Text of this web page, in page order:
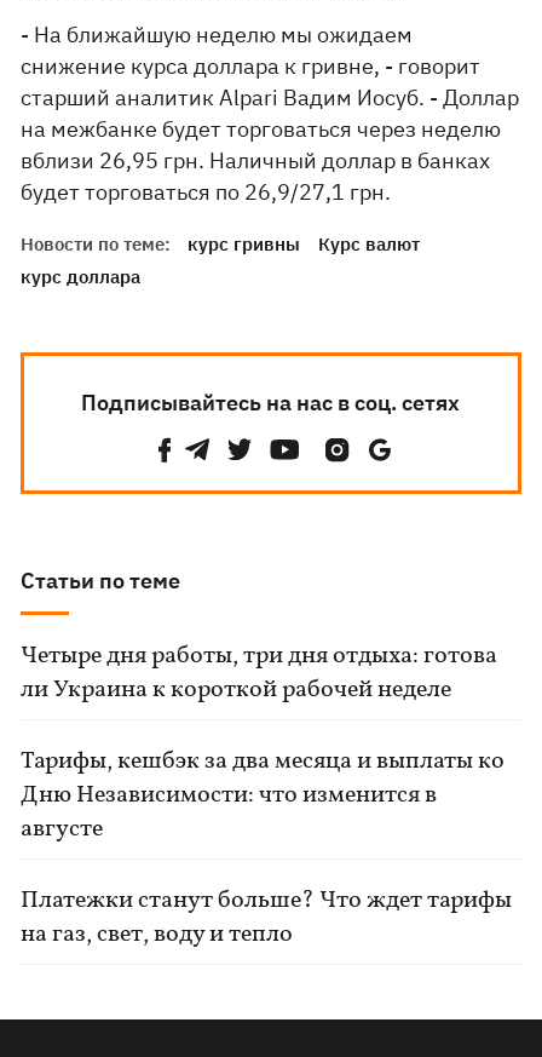
- На ближайшую неделю мы ожидаем
снижение курса доллара к гривне, - говорит
старший аналитик Alpari Вадим Иосуб. - Доллар
на межбанке будет торговаться через неделю
вблизи 26,95 грн. Наличный доллар в банках
будет торговаться по 26,9/27,1 грн.
Новости по теме: курс гривны
Курс валют
курс доллара
Подписывайтесь на нас в соц. сетях
Статьи по теме
Четыре дня работы, три дня отдыха: готова
ли Украина к короткой рабочей неделе
Тарифы, кешбэк за два месяца и выплаты ко
Дню Независимости: что изменится в
августе
Платежки станут больше? Что ждет тарифы
на газ, свет, воду и тепло